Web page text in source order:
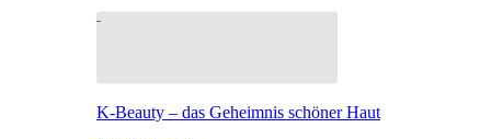
K-Beauty – das Geheimnis schöner Haut